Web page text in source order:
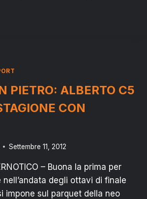
PIETRO: ALBERTO C5
CON
Settembre 11, 2012
– Buona la prima per
nell’andata degli ottavi di finale
impone sul parquet della neo